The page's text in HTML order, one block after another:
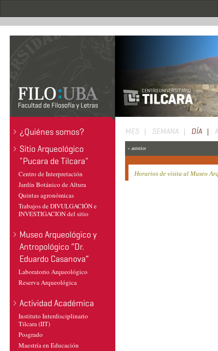
.
¿Quiénes somos?
Sitio Arqueológico
"Pucara de Tilcara"
Centro de Interpretación
Jardín Botánico de Altura
Quintas agronómicas
Trabajos de DIVULGACIÓN e
INVESTIGACION del sitio
Museo Arqueológico y
Antropológico “Dr.
Eduardo Casanova”
Laboratorio Arqueológico
Reserva Arqueológica
Actividad Académica
Instituto Interdisciplinario
Tilcara (IIT)
Posgrado
Maestría en Educación
Solapas
principales
MES SEMANA DÍA
« anterior
Horarios de visita al Museo